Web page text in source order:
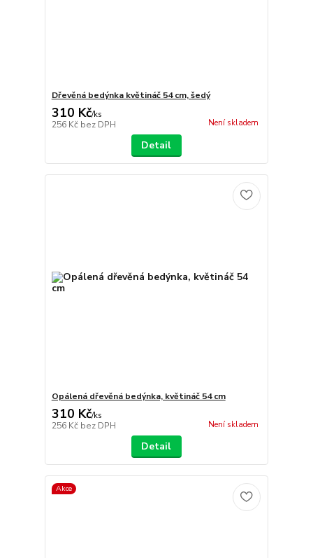
Dřevěná bedýnka květináč 54 cm, šedý
310 Kč/ks
256 Kč bez DPH Není skladem
Detail
Opálená dřevěná bedýnka, květináč 54 cm
310 Kč/ks
256 Kč bez DPH Není skladem
Detail
Akce